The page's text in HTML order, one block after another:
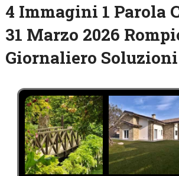
4 Immagini 1 Parola
31 Marzo 2026
Giornaliero Soluzioni